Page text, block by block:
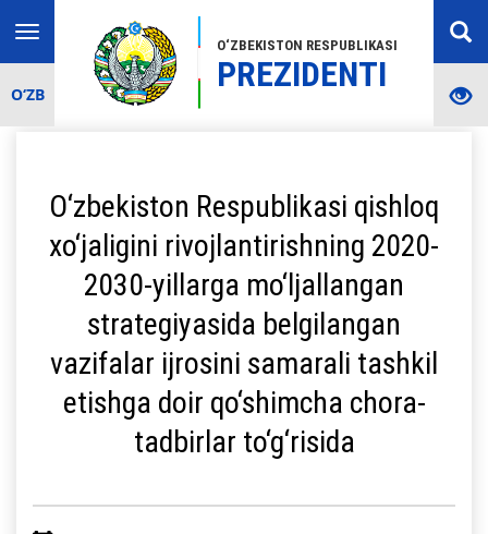
O‘ZBEKISTON RESPUBLIKASI
PREZIDENTI
Toggle
navigation
O‘ZB
O‘zbekiston Respublikasi qishloq
xo‘jaligini rivojlantirishning 2020-
2030-yillarga mo‘ljallangan
strategiyasida belgilangan
vazifalar ijrosini samarali tashkil
etishga doir qo‘shimcha chora-
tadbirlar to‘g‘risida